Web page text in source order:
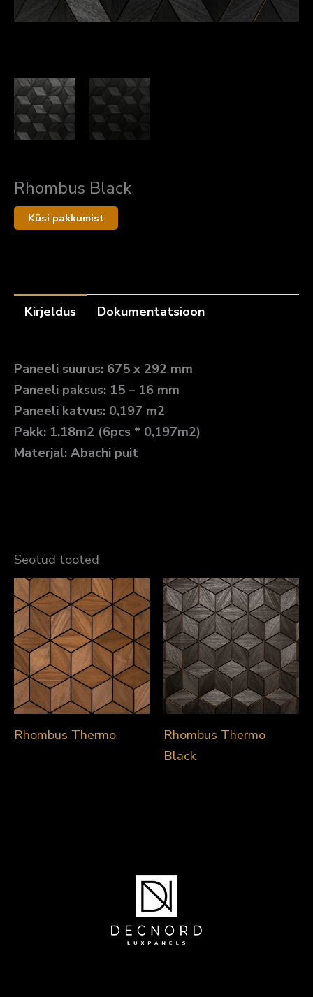
Rhombus Black
Kirjeldus Dokumentatsioon
Paneeli suurus: 675 x 292 mm
Paneeli paksus: 15 – 16 mm
Paneeli katvus: 0,197 m2
Pakk: 1,18m2 (6pcs * 0,197m2)
Materjal: Abachi puit
Seotud tooted
Rhombus Thermo
Rhombus Thermo
Black